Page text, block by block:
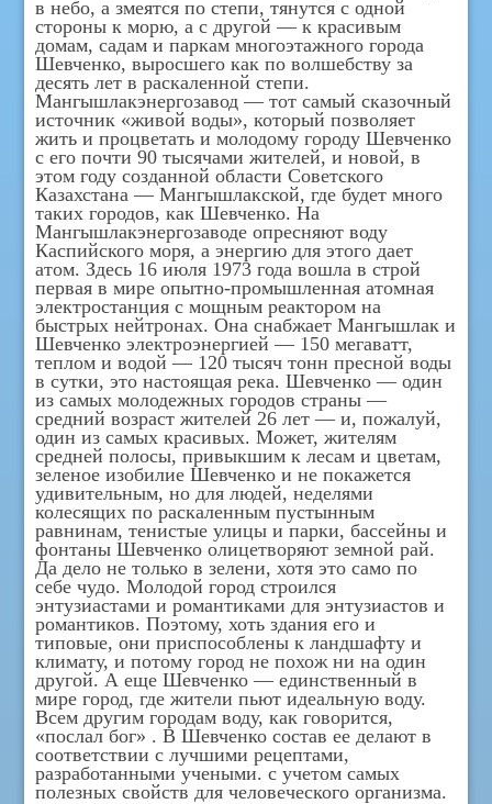
в небо, а змеятся по степи, тянутся с одной
стороны к морю, а с другой — к красивым
домам, садам и паркам многоэтажного города
Шевченко, выросшего как по волшебству за
десять лет в раскаленной степи.
Мангышлакэнергозавод — тот самый сказочный
источник «живой воды», который позволяет
жить и процветать и молодому городу Шевченко
с его почти 90 тысячами жителей, и новой, в
этом году созданной области Советского
Казахстана — Мангышлакской, где будет много
таких городов, как Шевченко. На
Мангышлакэнергозаводе опресняют воду
Каспийского моря, а энергию для этого дает
атом. Здесь 16 июля 1973 года вошла в строй
первая в мире опытно-промышленная атомная
электростанция с мощным реактором на
быстрых нейтронах. Она снабжает Мангышлак и
Шевченко электроэнергией — 150 мегаватт,
теплом и водой — 120 тысяч тонн пресной воды
в сутки, это настоящая река. Шевченко — один
из самых молодежных городов страны —
средний возраст жителей 26 лет — и, пожалуй,
один из самых красивых. Может, жителям
средней полосы, привыкшим к лесам и цветам,
зеленое изобилие Шевченко и не покажется
удивительным, но для людей, неделями
колесящих по раскаленным пустынным
равнинам, тенистые улицы и парки, бассейны и
фонтаны Шевченко олицетворяют земной рай.
Да дело не только в зелени, хотя это само по
себе чудо. Молодой город строился
энтузиастами и романтиками для энтузиастов и
романтиков. Поэтому, хоть здания его и
типовые, они приспособлены к ландшафту и
климату, и потому город не похож ни на один
другой. А еще Шевченко — единственный в
мире город, где жители пьют идеальную воду.
Всем другим городам воду, как говорится,
«послал бог» . В Шевченко состав ее делают в
соответствии с лучшими рецептами,
разработанными учеными. с учетом самых
полезных свойств для человеческого организма.